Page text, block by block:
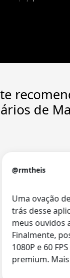
de
@rmtheis
Uma ovação de
trás desse
meus ouvidos
Finalmente,
1080P e 60 FPS
premium. Mais